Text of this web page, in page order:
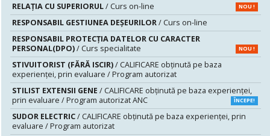
RELAȚIA CU SUPERIORUL/ Curs on-line NOU !
RESPONSABIL GESTIUNEA DEŞEURILOR/ Curs on-line
RESPONSABIL PROTECȚIA DATELOR CU CARACTER
PERSONAL(DPO)/ Curs specialitate NOU !
STIVUITORIST (FĂRĂ ISCIR)/ CALIFICARE obținută pe baza
experienței, prin evaluare / Program autorizat
STILIST EXTENSII GENE / CALIFICARE obținută pe baza experienței,
prin evaluare / Program autorizat ANC
ÎNCEPE!
SUDOR ELECTRIC/ CALIFICARE obținută pe baza experienței, prin
evaluare / Program autorizat